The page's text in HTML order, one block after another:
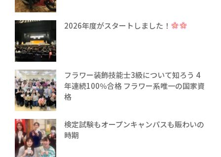
2026年度がスタートしました！
フラワー装飾技能士3級について知ろう 4
年連続100％合格 フラワー系唯一の国家資
格
検定試験もオープンキャンパスも賑わいの
時期